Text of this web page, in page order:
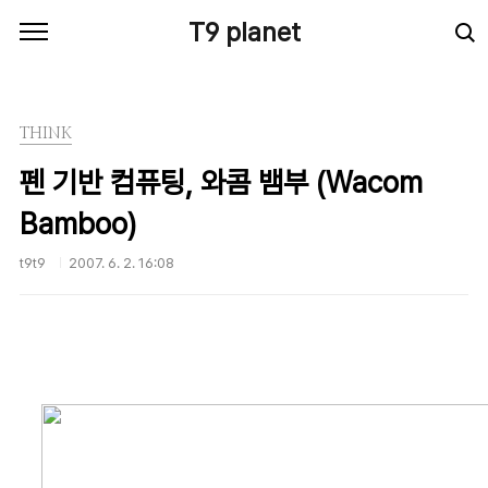
T9 planet
THINK
펜 기반 컴퓨팅, 와콤 뱀부 (Wacom
Bamboo)
t9t9 2007. 6. 2. 16:08